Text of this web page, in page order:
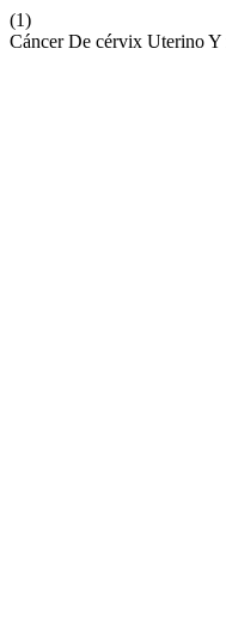
(1)
Cáncer De cérvix Uterino